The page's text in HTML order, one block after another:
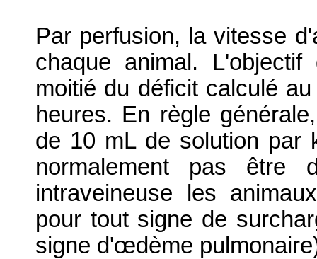
Par perfusion, la vitesse
chaque animal.
moitié du déficit calculé
heures. En règle
de 10 mL de solution par
normalement pas être
intraveineuse les
pour tout signe de
signe d'œdème